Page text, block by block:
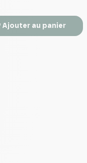

Ajouter au panier